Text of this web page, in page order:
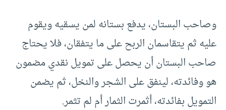
وصاحب البستان، يدفع بستانه لمن يسقيه ويقوم
عليه ثم يتقاسمان الربح على ما يتفقان، فلا يحتاج
صاحب البستان أن يحصل على تمويل نقدي مضمون
هو وفائدته، لينفق على الشجر والنخل، ثم يضمن
التمويل بفائدته، أثمرت الثمار أم لم تثمر.